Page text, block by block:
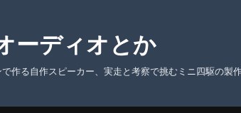
ーディオとか
作る自作スピーカー、実走と考察で挑むミニ四駆の製作